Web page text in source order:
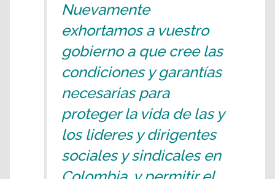
Nuevamente
exhortamos a vuestro
gobierno a que cree las
condiciones y garantías
necesarias para
proteger la vida de las y
los lideres y dirigentes
sociales y sindicales en